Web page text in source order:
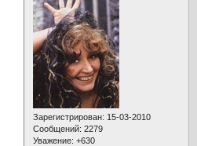
Зарегистрирован: 15-03-2010
Сообщений: 2279
Уважение: +630